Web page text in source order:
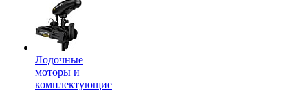
Лодочные
моторы и
комплектующие